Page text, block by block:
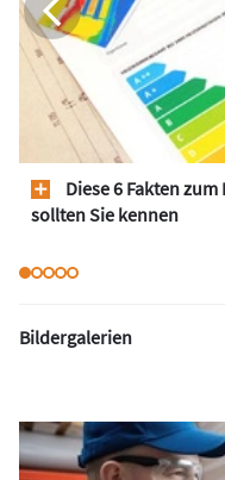
Diese 6 Fakten
sollten Sie kennen
Bildergalerien